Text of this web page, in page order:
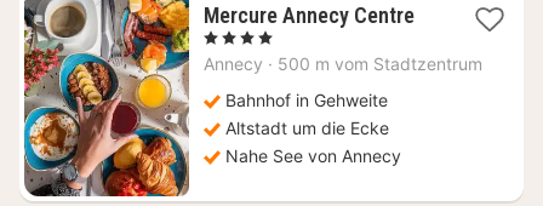
Mercure Annecy Centre1
ab
, 4 Sterne
Annecy · 500 m vom Stadtzentrum
Bahnhof in Gehweite
Altstadt um die Ecke
Nahe See von Annecy